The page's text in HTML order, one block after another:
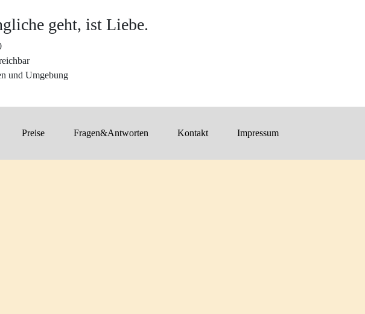
geht, ist Liebe.
und Umgebung
Preise Fragen&Antworten Kontakt Impressum